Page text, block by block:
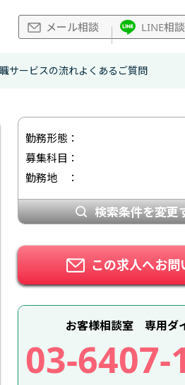
メール相談 LINE相談
サービスの流れよくあるご質問
勤務形態：
募集科目：
勤務地 ：
検索条件を変更
この求人へお問
お客様相談室 専用ダ
03-6407-